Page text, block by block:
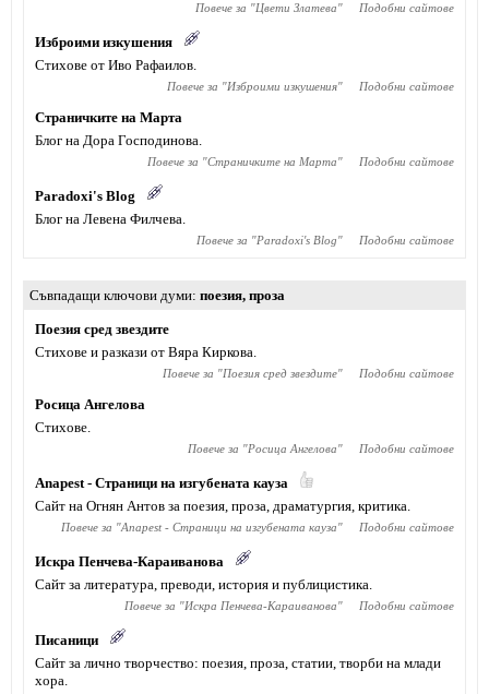
Повече за "Цвети Златева" Подобни сайтове
Изброими изкушения
Стихове от Иво Рафаилов.
Повече за "Изброими изкушения" Подобни сайтове
Страничките на Марта
Блог на Дора Господинова.
Повече за "Страничките на Марта" Подобни сайтове
Paradoxi's Blog
Блог на Левена Филчева.
Повече за "Paradoxi's Blog" Подобни сайтове
Съвпадащи ключови думи поезия, проза
Поезия сред звездите
Стихове и разкази от Вяра Киркова.
Повече за "Поезия сред звездите" Подобни сайтове
Росица Ангелова
Стихове.
Повече за "Росица Ангелова" Подобни сайтове
Anapest - Страници на изгубената кауза
Сайт на Огнян Антов за поезия, проза, драматургия, критика.
Повече за "Anapest - Страници на изгубената кауза" Подобни сайтове
Искра Пенчева-Караиванова
Сайт за литература, преводи, история и публицистика.
Повече за "Искра Пенчева-Караиванова" Подобни сайтове
Писаници
Сайт за лично творчество: поезия, проза, статии, творби на млади
хора.